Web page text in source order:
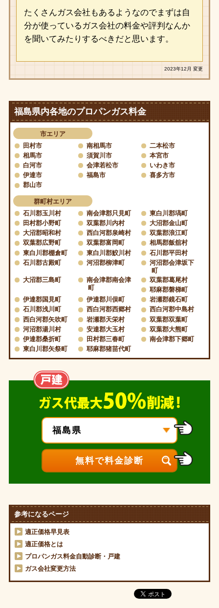
たくさんガス会社もあるようなのでまずは自
分が使っているガス会社の料金や評判なんか
を聞いてみたりするべきだと思います。
2023年12月 変更
福島県内各地のプロパンガス料金
市エリア
田村市
南相馬市
二本松市
相馬市
須賀川市
本宮市
白河市
会津若松市
いわき市
伊達市
福島市
喜多方市
郡山市
群町村エリア
石川郡玉川村
南会津郡只見町
東白川郡塙町
田村郡小野町
双葉郡川内村
大沼郡金山町
大沼郡昭和村
西白河郡泉崎村
双葉郡浪江町
双葉郡広野町
双葉郡富岡町
相馬郡飯舘村
東白川郡棚倉町
東白川郡鮫川村
石川郡平田村
石川郡古殿町
河沼郡柳津町
河沼郡会津坂下
町
大沼郡三島町
南会津郡南会津
町
双葉郡葛尾村
耶麻郡磐梯町
伊達郡国見町
伊達郡川俣町
岩瀬郡鏡石町
石川郡浅川町
西白河郡西郷村
西白河郡中島村
西白河郡矢吹町
岩瀬郡天栄村
双葉郡双葉町
河沼郡湯川村
安達郡大玉村
双葉郡大熊町
伊達郡桑折町
田村郡三春町
南会津郡下郷町
東白川郡矢祭町
耶麻郡猪苗代町
参考になるページ
適正価格早見表
適正価格とは
プロパンガス料金自動診断・戸建
ガス会社変更方法